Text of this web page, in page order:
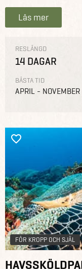
Läs mer
RESLÄNGD
14 DAGAR
BÄSTA TID
APRIL - NOVEMBER
FÖR KROPP OCH SJÄL